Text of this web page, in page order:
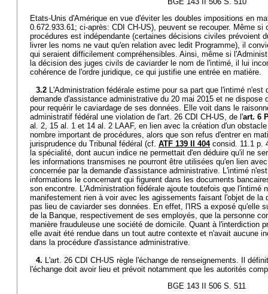
Etats-Unis d'Amérique en vue d'éviter les doubles impositions en
0.672.933.61; ci-après: CDI CH-US), peuvent se recouper. Même si
procédures est indépendante (certaines décisions civiles prévoient
livrer les noms ne vaut qu'en relation avec ledit Programme), il
qui seraient difficilement compréhensibles. Ainsi, même si
la décision des juges civils de caviarder le nom de l'intimé, il lui
cohérence de l'ordre juridique, ce qui justifie une entrée en matière.
3.2 L'Administration fédérale estime pour sa part que l'intimé n'est
demande d'assistance administrative du 20 mai 2015 et ne dispose
pour requérir le caviardage de ses données. Elle voit dans le
administratif fédéral une violation de l'art. 26 CDI CH-US, de l'art. 6
al. 2, 15 al. 1 et 14 al. 2 LAAF, en lien avec la création d'un
nombre important de procédures, alors que son refus d'entrer en
jurisprudence du Tribunal fédéral (cf. ATF 139 II 404consid. 11.1 p.
la spécialité, dont aucun indice ne permettait d'en déduire qu'il ne
les informations transmises ne pourront être utilisées qu'en lien
concernée par la demande d'assistance administrative. L'intimé
informations le concernant qui figurent dans les documents
son encontre. L'Administration fédérale ajoute toutefois que l'intimé
manifestement rien à voir avec les agissements faisant l'objet de la
pas lieu de caviarder ses données. En effet, l'IRS a exposé qu'elle
de la Banque, respectivement de ses employés, que la personne
manière frauduleuse une société de domicile. Quant à l'interdiction
elle avait été rendue dans un tout autre contexte et n'avait aucune
dans la procédure d'assistance administrative.
4. L'art. 26 CDI CH-US règle l'échange de renseignements. Il
l'échange doit avoir lieu et prévoit notamment que les autorités
BGE 143 II 506 S. 511